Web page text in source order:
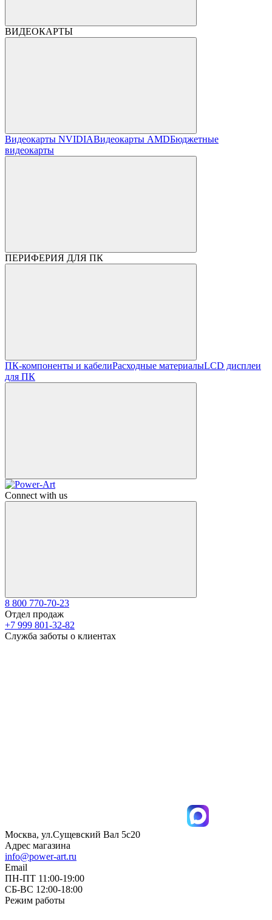
ВИДЕОКАРТЫ
Видеокарты NVIDIAВидеокарты AMDБюджетные
видеокарты
ПЕРИФЕРИЯ ДЛЯ ПК
ПК-компоненты и кабелиРасходные материалыLCD дисплеи
для ПК
Connect with us
8 800 770-70-23
Отдел продаж
+7 999 801-32-82
Служба заботы о клиентах
Москва, ул.Сущевский Вал 5с20
Адрес магазина
info@power-art.ru
Email
ПН-ПТ 11:00-19:00
СБ-ВС 12:00-18:00
Режим работы